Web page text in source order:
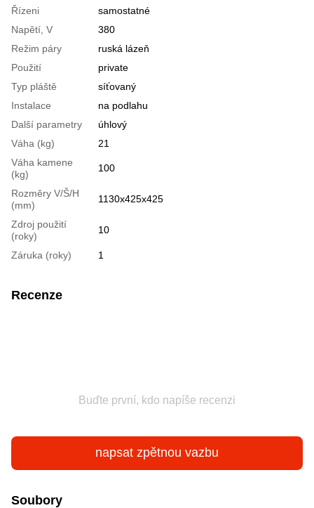
Řízeni
samostatné
Napětí, V
380
Režim páry
ruská lázeň
Použití
private
Typ pláště
síťovaný
Instalace
na podlahu
Další parametry
úhlový
Váha (kg)
21
Váha kamene
(kg)
100
Rozměry V/Š/H
(mm)
1130x425x425
Zdroj použití
(roky)
10
Záruka (roky) 1
Recenze
Buďte první, kdo napíše recenzi
napsat zpětnou vazbu
Soubory